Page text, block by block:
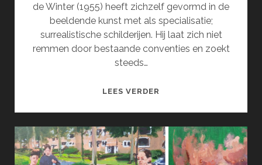
de Winter (1955) heeft zichzelf gevormd in de
beeldende kunst met als specialisatie;
surrealistische schilderijen. Hij laat zich niet
remmen door bestaande conventies en zoekt
steeds…
LEES VERDER
JAAR
!
(APRIL)